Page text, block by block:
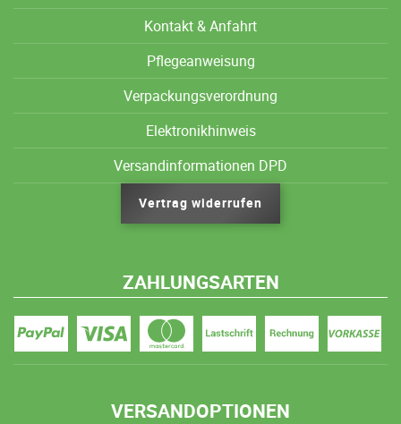
Kontakt & Anfahrt
Pflegeanweisung
Verpackungsverordnung
Elektronikhinweis
Versandinformationen DPD
Vertrag widerrufen
ZAHLUNGSARTEN
VERSANDOPTIONEN